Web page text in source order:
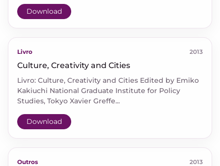
Download
Livro 2013
Culture, Creativity and Cities
Livro: Culture, Creativity and Cities Edited by Emiko
Kakiuchi National Graduate Institute for Policy
Studies, Tokyo Xavier Greffe...
Download
Outros 2013